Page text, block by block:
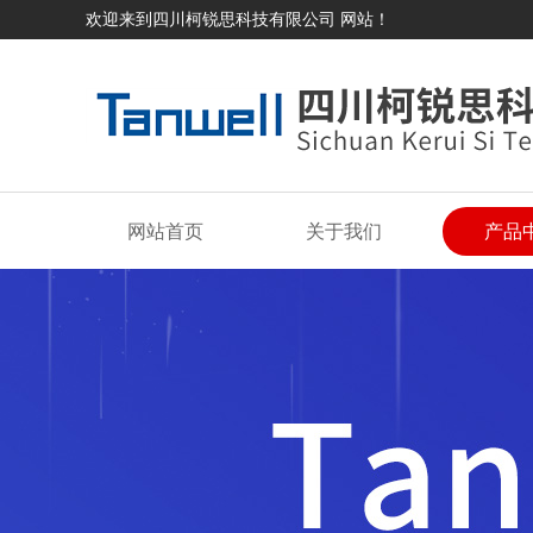
欢迎来到四川柯锐思科技有限公司 网站！
网站首页 关于我们 产品